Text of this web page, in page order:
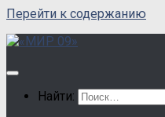
Перейти к содержанию
Найти: